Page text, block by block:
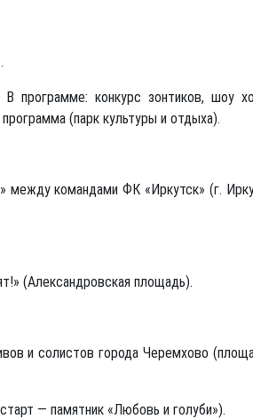
программе: конкурс зонтиков, шоу
(парк культуры и отдыха).
между командами ФК «Иркутск» (г.
(Александровская площадь).
и солистов города Черемхово
— памятник «Любовь и голуби»).